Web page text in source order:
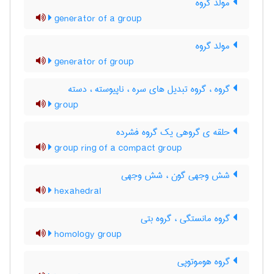
generator of a group
مولد گروه
generator of group
گروه ، گروه تبدیل های سره ، ناپیوسته ، دسته
group
حلقه ی گروهی یک گروه فشرده
group ring of a compact group
شش وجهی گون ، شش وجهی
hexahedral
گروه مانستگی ، گروه بتی
homology group
گروه هوموتوپی